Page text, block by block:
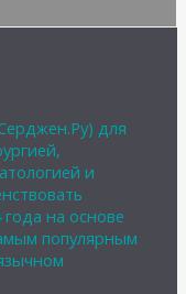
для
и
на основе
популярным